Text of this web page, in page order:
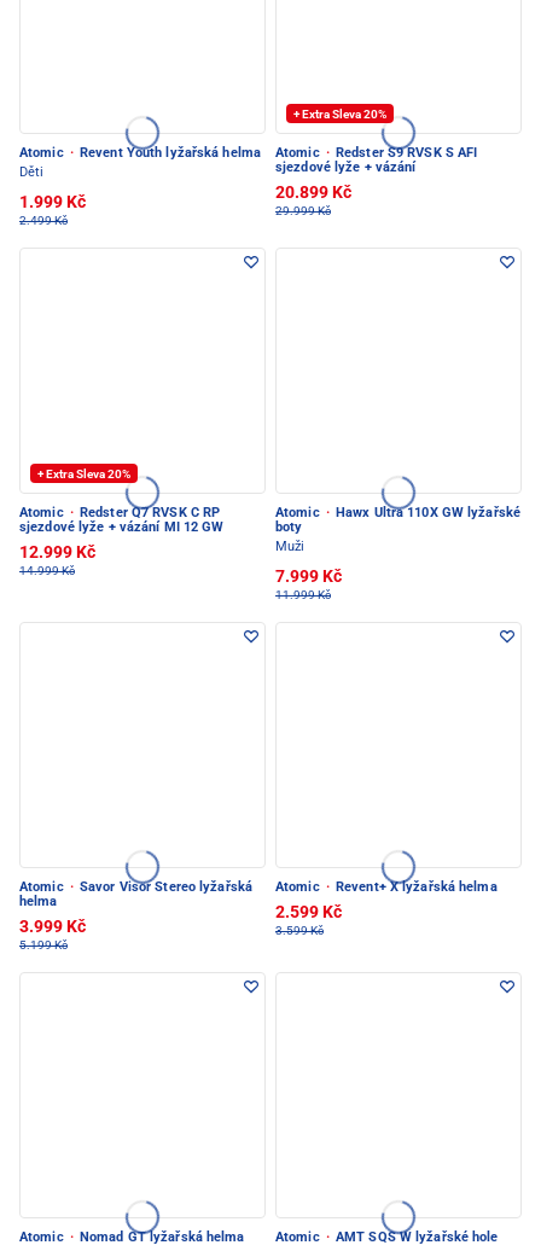
Atomic · Revent Youth lyžařská helma
Děti
1.999 Kč
2.499 Kč
+ Extra Sleva 20%
Atomic · Redster S9 RVSK S AFI
sjezdové lyže + vázání
20.899 Kč
29.999 Kč
+ Extra Sleva 20%
Atomic · Redster Q7 RVSK C RP
sjezdové lyže + vázání MI 12 GW
12.999 Kč
14.999 Kč
Atomic · Hawx Ultra 110X GW lyžařské
boty
Muži
7.999 Kč
11.999 Kč
Atomic · Savor Visor Stereo lyžařská
helma
3.999 Kč
5.199 Kč
Atomic · Revent+ X lyžařská helma
2.599 Kč
3.599 Kč
Atomic · Nomad GT lyžařská helma Atomic · AMT SQS W lyžařské hole